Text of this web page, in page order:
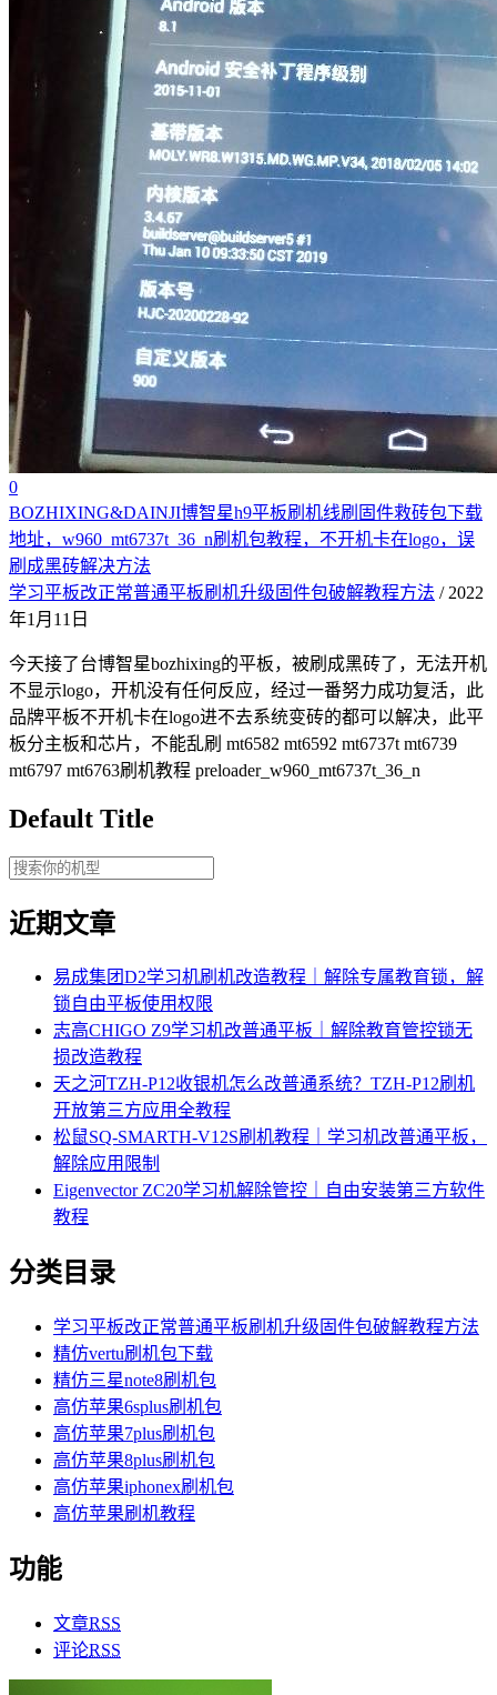
0
BOZHIXING&DAINJI博智星h9平板刷机线刷固件救砖包下载
地址，w960_mt6737t_36_n刷机包教程，不开机卡在logo，误
刷成黑砖解决方法
学习平板改正常普通平板刷机升级固件包破解教程方法 / 2022
年1月11日
今天接了台博智星bozhixing的平板，被刷成黑砖了，无法开机
不显示logo，开机没有任何反应，经过一番努力成功复活，此
品牌平板不开机卡在logo进不去系统变砖的都可以解决，此平
板分主板和芯片，不能乱刷 mt6582 mt6592 mt6737t mt6739
mt6797 mt6763刷机教程 preloader_w960_mt6737t_36_n
Default Title
近期文章
易成集团D2学习机刷机改造教程｜解除专属教育锁，解
锁自由平板使用权限
志高CHIGO Z9学习机改普通平板｜解除教育管控锁无
损改造教程
天之河TZH-P12收银机怎么改普通系统？TZH-P12刷机
开放第三方应用全教程
松鼠SQ-SMARTH-V12S刷机教程｜学习机改普通平板，
解除应用限制
Eigenvector ZC20学习机解除管控｜自由安装第三方软件
教程
分类目录
学习平板改正常普通平板刷机升级固件包破解教程方法
精仿vertu刷机包下载
精仿三星note8刷机包
高仿苹果6splus刷机包
高仿苹果7plus刷机包
高仿苹果8plus刷机包
高仿苹果iphonex刷机包
高仿苹果刷机教程
功能
文章RSS
评论RSS